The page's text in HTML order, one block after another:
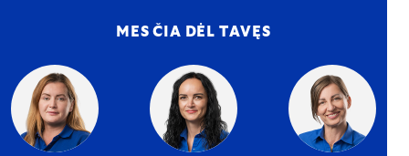
MES ČIA DĖL TAVĘS